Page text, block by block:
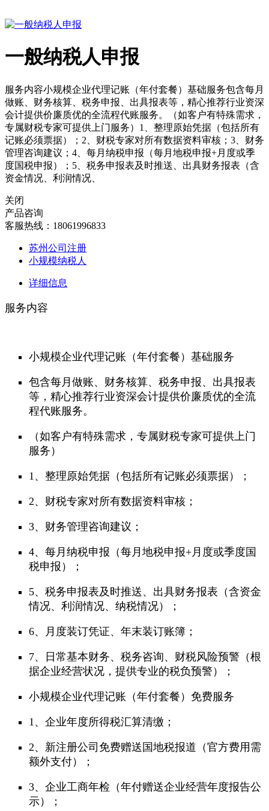
一般纳税人申报
服务内容小规模企业代理记账（年付套餐）基础服务包含每月
做账、财务核算、税务申报、出具报表等，精心推荐行业资深
会计提供价廉质优的全流程代账服务。（如客户有特殊需求，
专属财税专家可提供上门服务）1、整理原始凭据（包括所有
记账必须票据）；2、财税专家对所有数据资料审核；3、财务
管理咨询建议；4、每月纳税申报（每月地税申报+月度或季
度国税申报）；5、税务申报表及时推送、出具财务报表（含
资金情况、利润情况、
关闭
产品咨询
客服热线：18061996833
苏州公司注册
小规模纳税人
详细信息
服务内容
小规模企业代理记账（年付套餐）基础服务
包含每月做账、财务核算、税务申报、出具报表
等，精心推荐行业资深会计提供价廉质优的全流
程代账服务。
（如客户有特殊需求，专属财税专家可提供上门
服务）
1、整理原始凭据（包括所有记账必须票据）；
2、财税专家对所有数据资料审核；
3、财务管理咨询建议；
4、每月纳税申报（每月地税申报+月度或季度国
税申报）；
5、税务申报表及时推送、出具财务报表（含资金
情况、利润情况、纳税情况）；
6、月度装订凭证、年末装订账簿；
7、日常基本财务、税务咨询、财税风险预警（根
据企业经营状况，提供专业的税负预警）；
小规模企业代理记账（年付套餐）免费服务
1、企业年度所得税汇算清缴；
2、新注册公司免费赠送国地税报道（官方费用需
额外支付）；
3、企业工商年检（年付赠送企业经营年度报告公
示）；